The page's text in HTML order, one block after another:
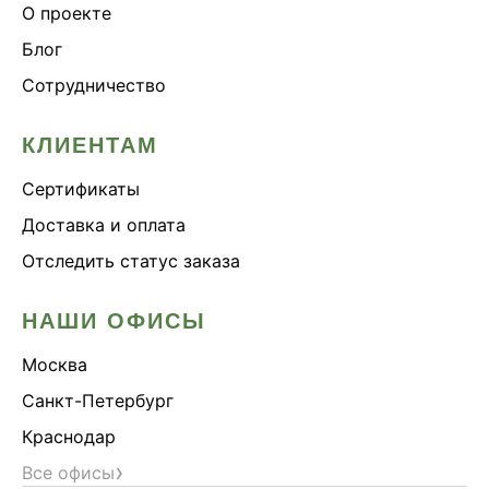
О проекте
Блог
Сотрудничество
КЛИЕНТАМ
Сертификаты
Доставка и оплата
Отследить статус заказа
НАШИ ОФИСЫ
Москва
Санкт-Петербург
Краснодар
Все офисы›